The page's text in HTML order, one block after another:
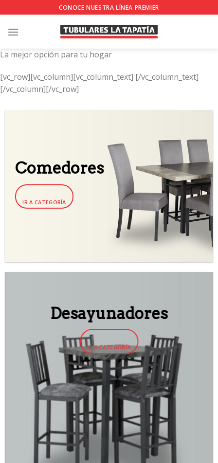
to
content
CONOCE NUESTRA LÍNEA PREMIER
La mejor opción para tu hogar
[vc_row][vc_column][vc_column_text] [/vc_column_text]
[/vc_column][/vc_row]
Comedores
IR A CATEGORÍA
Desayunadores
IR A CATEGORÍA